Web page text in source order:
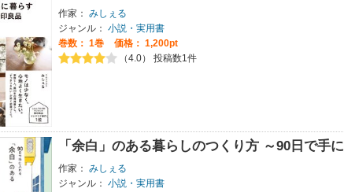
作家： みしぇる
ジャンル： 小説・実用書
巻数： 1巻
価格： 1,200pt
（4.0） 投稿数1件
「余白」のある暮らしのつくり方 ～90日で手
作家： みしぇる
ジャンル： 小説・実用書